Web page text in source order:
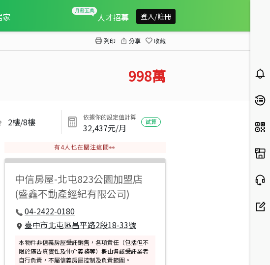
家 人才招募 登入/註冊
列印 分享 收藏
998萬
2樓/8樓 依據你的設定值計算
32,437元/月
試算
有4人也在關注這間👀
中信房屋-北屯823公園加盟店
(盛鑫不動產經紀有限公司)
04-2422-0180
臺中市北屯區昌平路2段18-33號
本物件非信義房屋受託銷售，各項責任（包括但不
限於廣告真實性及仲介義務等）概由各該受託業者
自行負責，不屬信義房屋控制及負責範圍。